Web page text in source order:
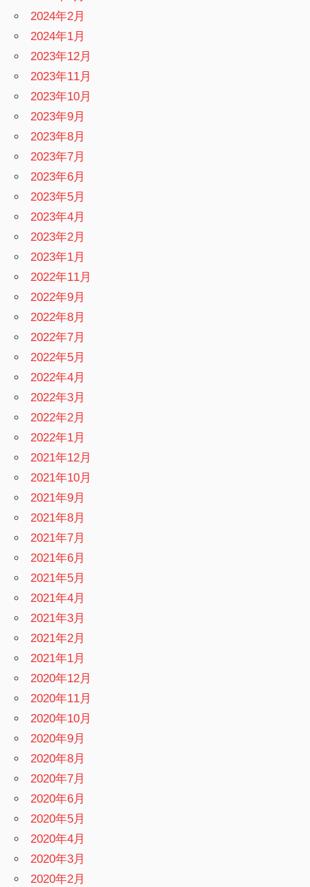
2024年2月
2024年1月
2023年12月
2023年11月
2023年10月
2023年9月
2023年8月
2023年7月
2023年6月
2023年5月
2023年4月
2023年2月
2023年1月
2022年11月
2022年9月
2022年8月
2022年7月
2022年5月
2022年4月
2022年3月
2022年2月
2022年1月
2021年12月
2021年10月
2021年9月
2021年8月
2021年7月
2021年6月
2021年5月
2021年4月
2021年3月
2021年2月
2021年1月
2020年12月
2020年11月
2020年10月
2020年9月
2020年8月
2020年7月
2020年6月
2020年5月
2020年4月
2020年3月
2020年2月